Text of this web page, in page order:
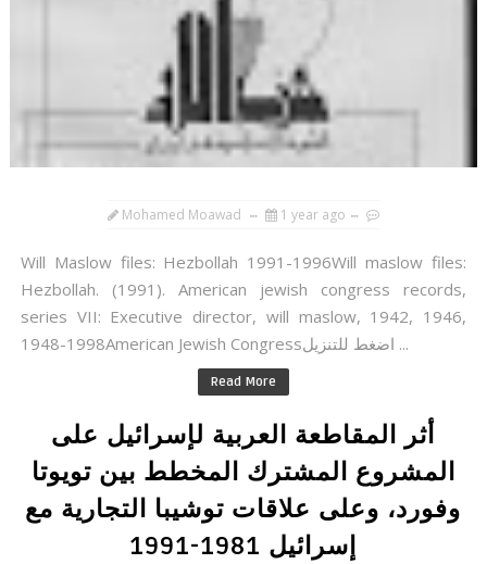
Mohamed Moawad 1 year ago
Will Maslow files: Hezbollah 1991-1996Will maslow files:
Hezbollah. (1991). American jewish congress records,
series VII: Executive director, will maslow, 1942, 1946,
1948-1998American Jewish Congressاضغط للتنزيل ...
Read More
أثر المقاطعة العربية لإسرائيل على
المشروع المشترك المخطط بين تويوتا
وفورد، وعلى علاقات توشيبا التجارية مع
إسرائيل 1981-1991